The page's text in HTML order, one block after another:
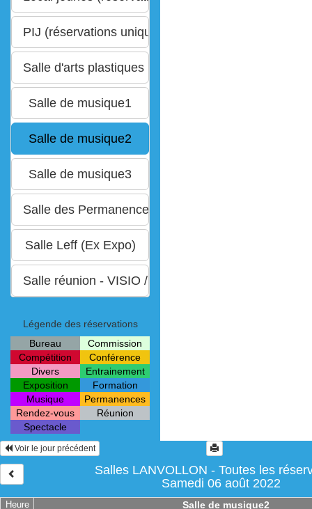
Légende des réservations
Bureau
Commission
Compétition
Conférence
Divers
Entrainement
Exposition
Formation
Musique
Permanences
Rendez-vous
Réunion
Spectacle
Voir le jour précédent
Salles LANVOLLON - Toutes les
Samedi 06 août 2022
Heure Salle de musique2